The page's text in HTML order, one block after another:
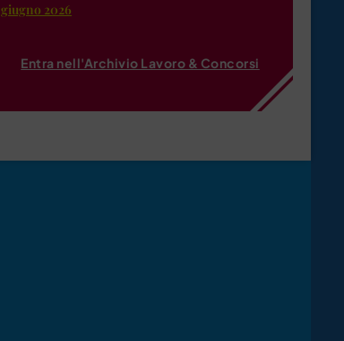
giugno 2026
Entra nell'Archivio Lavoro & Concorsi